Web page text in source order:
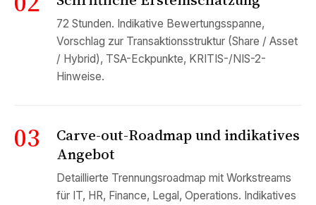
72 Stunden. Indikative Bewertungsspanne,
Vorschlag zur Transaktionsstruktur (Share / Asset
/ Hybrid), TSA-Eckpunkte, KRITIS-/NIS-2-
Hinweise.
03
Carve-out-Roadmap und indikatives
Angebot
Detaillierte Trennungsroadmap mit Workstreams
für IT, HR, Finance, Legal, Operations. Indikatives